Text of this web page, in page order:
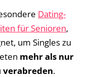
Dating-
für Senioren,
um Singles zu
mehr als nur
verabreden.